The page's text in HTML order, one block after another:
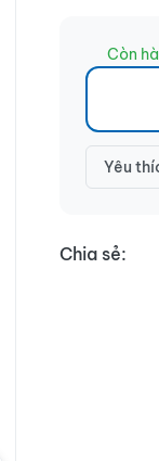
Còn
Yêu
Chia sẻ: